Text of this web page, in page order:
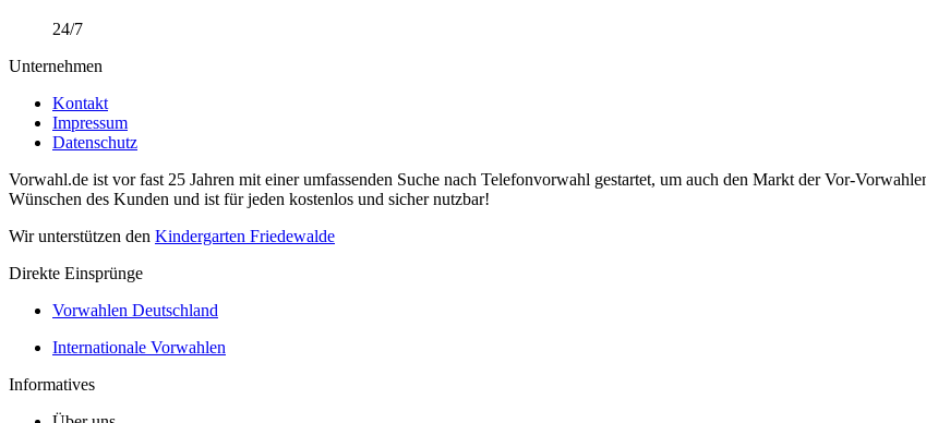
24/7
Unternehmen
Kontakt
Impressum
Datenschutz
Vorwahl.de ist vor fast 25 Jahren mit einer umfassenden Suche nach Telefonvorwahl gestartet, um auch den Markt der Vor-
Wünschen des Kunden und ist für jeden kostenlos und sicher nutzbar!
Wir unterstützen den Kindergarten Friedewalde
Direkte Einsprünge
Vorwahlen Deutschland
Internationale Vorwahlen
Informatives